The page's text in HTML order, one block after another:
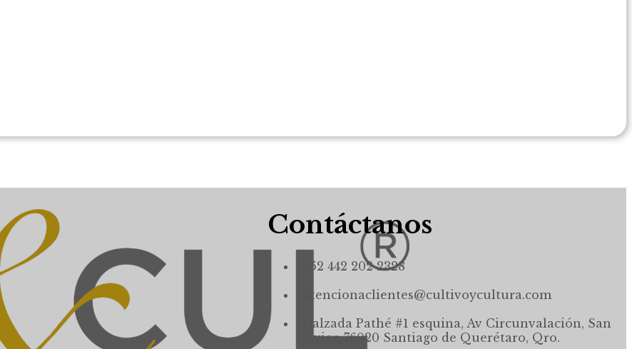
Contáctanos
+52 442 202 2328
atencionaclientes@cultivoycultura.com
Calzada Pathé #1 esquina, Av Circunvalación, San
Javier, 76020 Santiago de Querétaro, Qro.